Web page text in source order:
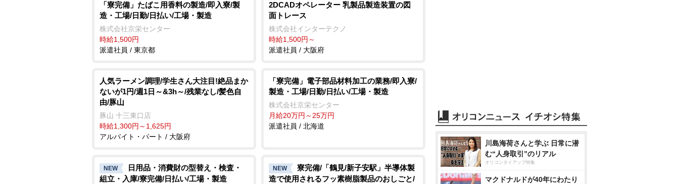
「寮完備」たばこ用香料の製造/即入寮/製
造・工場/日勤/日払い/工場・製造
株式会社京栄センター
時給1,500円
派遣社員 / 東京都
2DCADオペレーター 乳製品製造装置の図
面トレース
株式会社インターテクノ
時給1,500円～
派遣社員 / 大阪府
人気ラーメン調理/学生さん大注目!絶品まか
ないが1円/週1日～&3h～/残業なし/髪色自
由/豚山
豚山 十三東口店
時給1,300円～1,625円
アルバイト・パート / 大阪府
「寮完備」電子部品材料加工の業務/即入寮/
製造・工場/日勤/日払い/工場・製造
株式会社京栄センター
月給20万円～25万円
派遣社員 / 北海道
NEW
日用品・消費財の型替え・検査・
組立・入庫/寮完備/日払い/工場・製造
NEW
寮完備/「鶴見/新子安駅」半導体製
造で使用されるフッ素樹脂製品のおしごと/
川島海荷さんと学ぶ 日常に潜
む“人身取引”のリアル
オリコンタイアップ特集
マクドナルドが40年にわたり